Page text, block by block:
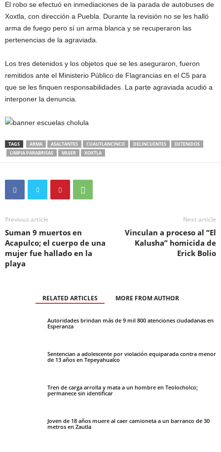
El robo se efectuó en inmediaciones de la parada de autobuses de
Xoxtla, con dirección a Puebla. Durante la revisión no se les halló
arma de fuego pero sí un arma blanca y se recuperaron las
pertenencias de la agraviada.
Los tres detenidos y los objetos que se les aseguraron, fueron
remitidos ante el Ministerio Público de Flagrancias en el C5 para
que se les finquen responsabilidades. La parte agraviada acudió a
interponer la denuncia.
TAGS ARMA ASALTANTES CUAUTLANCINCO DELINCUENTES
DETENIDOS
LIMPIA PARABRISAS
MUJER XOXTLA
Previous article
Suman 9 muertos en
Acapulco; el cuerpo de una
mujer fue hallado en la
playa
Next article
Vinculan a proceso al “El
Kalusha” homicida de
Erick Bolio
RELATED ARTICLES MORE FROM AUTHOR
Autoridades brindan más de 9 mil 800 atenciones ciudadanas en
Esperanza
Sentencian a adolescente por violación equiparada contra menor
de 13 años en Tepeyahualco
Tren de carga arrolla y mata a un hombre en Teolocholco;
permanece sin identificar
Joven de 18 años muere al caer camioneta a un barranco de 30
metros en Zautla